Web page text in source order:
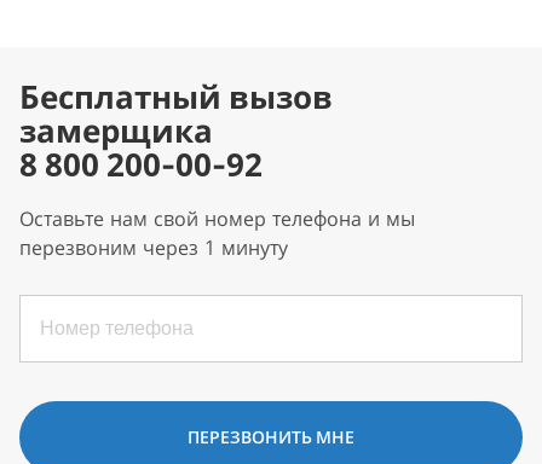
Бесплатный вызов
замерщика
8 800 200-00-92
Оставьте нам свой номер телефона и мы
перезвоним через 1 минуту
ПЕРЕЗВОНИТЬ МНЕ